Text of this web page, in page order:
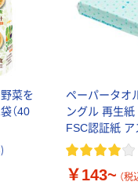
菜を
（40
)
ペーパータオ
ングル 再生
FSC認証紙 ア
リジナル
￥143~ （税